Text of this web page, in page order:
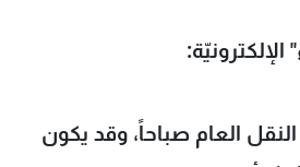
الإلكترونيّة:
العام صباحاً، وقد يكونوظائف
تواصل معنا